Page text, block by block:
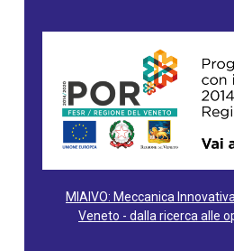
MIAIVO: Meccanica
Veneto - dalla ricerca alle